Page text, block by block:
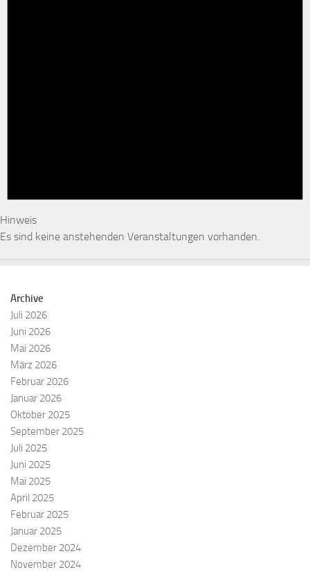
Hinweis
Es sind keine anstehenden Veranstaltungen vorhanden.
Archive
Juli 2026
Juni 2026
Mai 2026
März 2026
Februar 2026
Januar 2026
Oktober 2025
September 2025
Juli 2025
Juni 2025
Mai 2025
April 2025
Februar 2025
Januar 2025
Dezember 2024
November 2024